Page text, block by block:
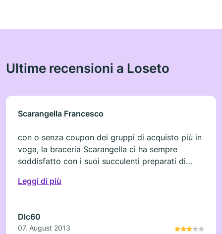
Ultime recensioni a Loseto
Scarangella Francesco
con o senza coupon dei gruppi di acquisto più in
voga, la braceria Scarangella ci ha sempre
soddisfatto con i suoi succulenti preparati di
letteralmente stupiti ed entusiasmati per la sala
venticello e alla magnifica vista di Toritto di sera.
Leggi di più
Dlc60
07. August 2013